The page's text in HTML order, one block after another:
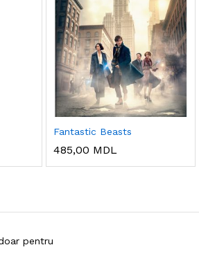
Fantastic Beasts
485,00 MDL
pentru